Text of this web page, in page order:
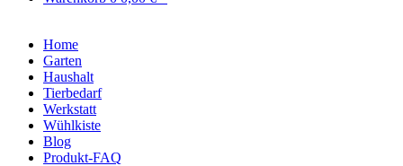
Home
Garten
Haushalt
Tierbedarf
Werkstatt
Wühlkiste
Blog
Produkt-FAQ